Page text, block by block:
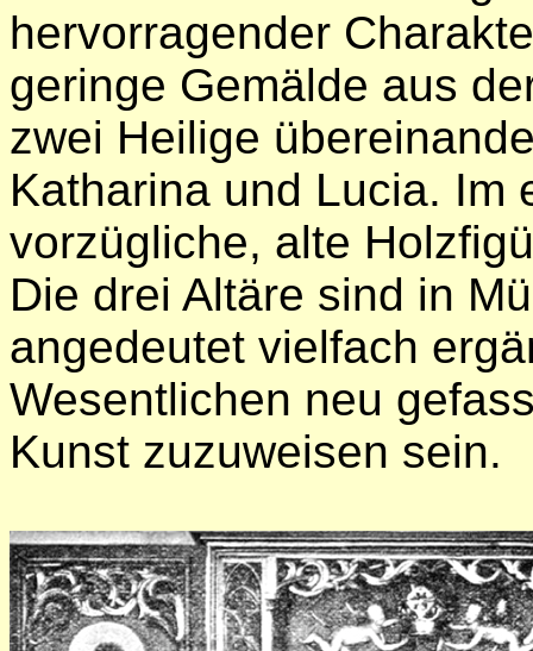
hervorragender
geringe Gemälde aus
zwei Heilige
Katharina und Lucia. Im
vorzügliche, alte
Die drei Altäre sind in
angedeutet vielfach
Wesentlichen neu
Kunst zuzuweisen sein.